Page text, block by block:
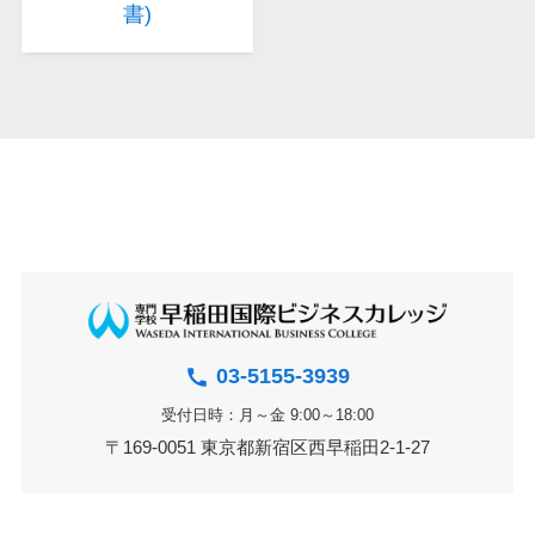
書)
03-5155-3939
受付日時：月～金 9:00～18:00
〒169-0051 東京都新宿区西早稲田2-1-27